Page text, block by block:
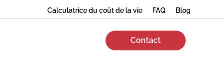
Calculatrice du coût de la vie FAQ Blog
Contact